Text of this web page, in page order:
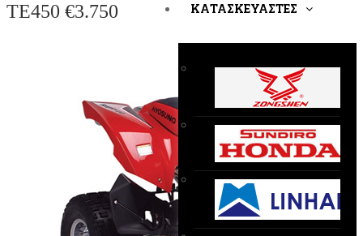
ΚΑΤΑΣΚΕΥΑΣΤΕΣ
TE450 €3.750